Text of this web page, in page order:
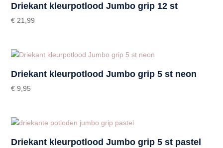
Driekant kleurpotlood Jumbo grip 12 st
€ 21,99
Driekant kleurpotlood Jumbo grip 5 st neon
€ 9,95
Driekant kleurpotlood Jumbo grip 5 st pastel